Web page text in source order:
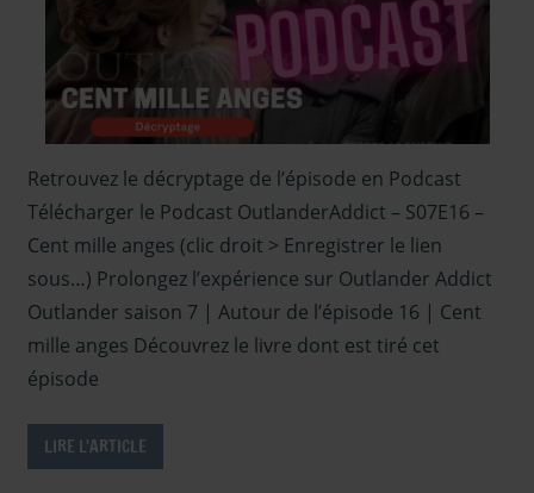
TV Outlander
Retrouvez le décryptage de l’épisode en Podcast
Télécharger le Podcast OutlanderAddict – S07E16 –
Cent mille anges (clic droit > Enregistrer le lien
sous…) Prolongez l’expérience sur Outlander Addict
Outlander saison 7 | Autour de l’épisode 16 | Cent
mille anges Découvrez le livre dont est tiré cet
épisode
LIRE L'ARTICLE